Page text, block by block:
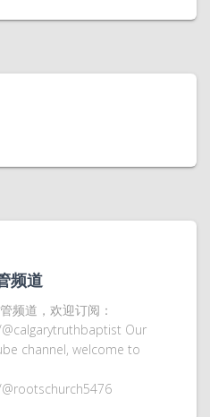
频道
频道，欢迎订阅：
Our
channel, welcome to